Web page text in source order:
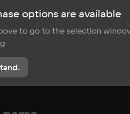
News Requirements
ratings
options are available
to go to the selection